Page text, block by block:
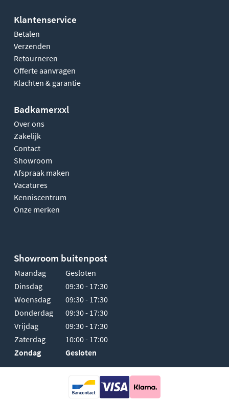
Klantenservice
Betalen
Verzenden
Retourneren
Offerte aanvragen
Klachten & garantie
Badkamerxxl
Over ons
Zakelijk
Contact
Showroom
Afspraak maken
Vacatures
Kenniscentrum
Onze merken
Showroom buitenpost
Maandag
Gesloten
Dinsdag
09:30 - 17:30
Woensdag
09:30 - 17:30
Donderdag
09:30 - 17:30
Vrijdag
09:30 - 17:30
Zaterdag
10:00 - 17:00
Zondag
Gesloten